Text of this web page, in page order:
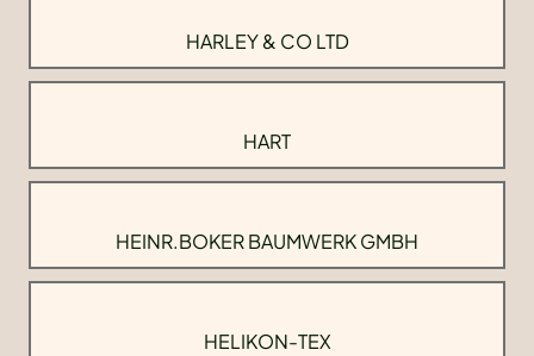
HARLEY & CO LTD
HART
HEINR.BOKER BAUMWERK GMBH
HELIKON-TEX